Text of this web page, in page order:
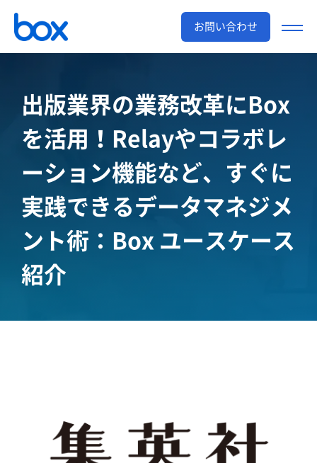
お問い合わせ
出版業界の業務改革にBox
を活用！ Relayやコラボレ
ーション機能など、すぐに
実践できるデータマネジメ
ント術：Box ユースケース
紹介